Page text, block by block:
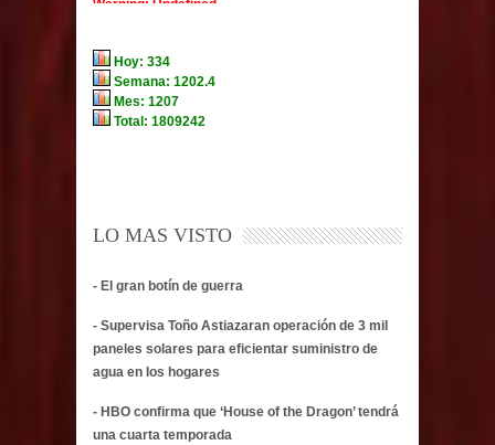
LO MAS VISTO
- El gran botín de guerra
- Supervisa Toño Astiazaran operación de 3 mil
paneles solares para eficientar suministro de
agua en los hogares
- HBO confirma que ‘House of the Dragon’ tendrá
una cuarta temporada